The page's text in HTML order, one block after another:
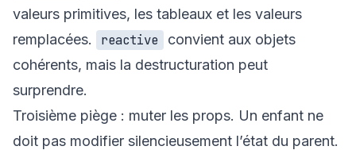
valeurs primitives, les tableaux et les valeurs
remplacées.
reactive
convient aux objets
cohérents, mais la destructuration peut
surprendre.
Troisième piège : muter les props. Un enfant ne
doit pas modifier silencieusement l’état du parent.